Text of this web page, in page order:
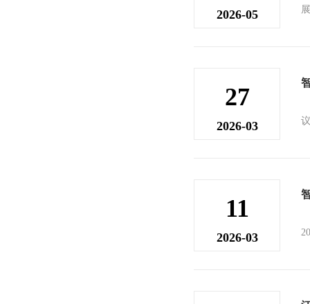
2026-05
27
2026-03
11
2026-03